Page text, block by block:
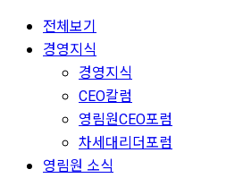
전체보기
경영지식
경영지식
CEO칼럼
영림원CEO포럼
차세대리더포럼
영림원 소식